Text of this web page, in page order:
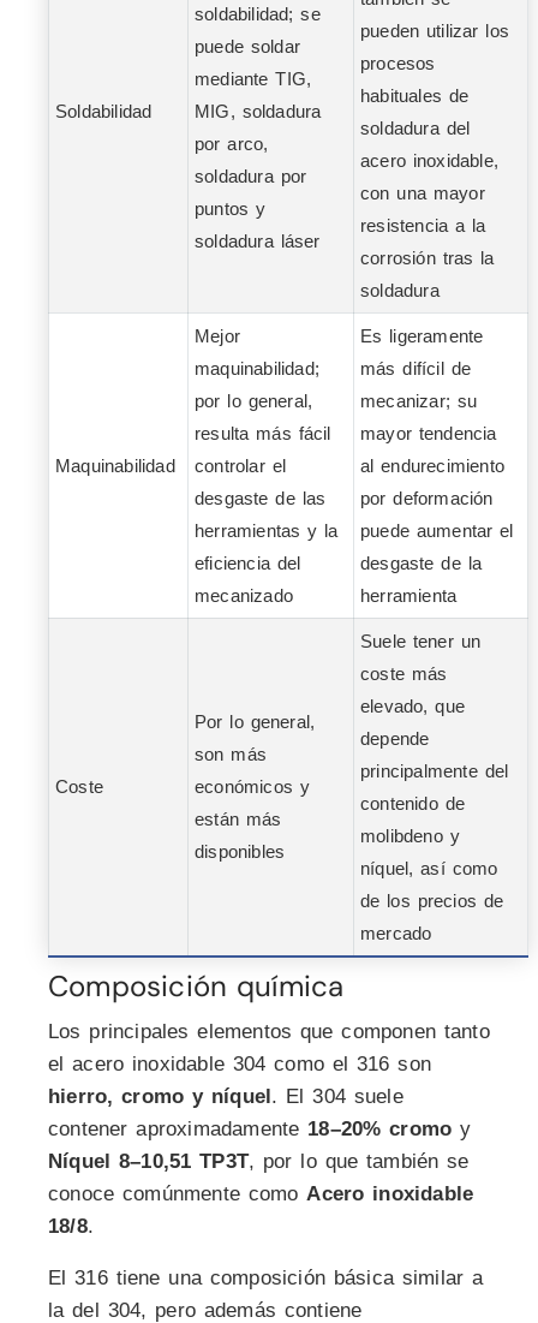
Soldabilidad
soldabilidad; se
puede soldar
mediante TIG,
MIG, soldadura
por arco,
soldadura por
puntos y
soldadura láser
pueden utilizar los
procesos
habituales de
soldadura del
acero inoxidable,
con una mayor
resistencia a la
corrosión tras la
soldadura
Maquinabilidad
Mejor
maquinabilidad;
por lo general,
resulta más fácil
controlar el
desgaste de las
herramientas y la
eficiencia del
mecanizado
Es ligeramente
más difícil de
mecanizar; su
mayor tendencia
al endurecimiento
por deformación
puede aumentar el
desgaste de la
herramienta
Coste
Por lo general,
son más
económicos y
están más
disponibles
Suele tener un
coste más
elevado, que
depende
principalmente del
contenido de
molibdeno y
níquel, así como
de los precios de
mercado
Composición química
Los principales elementos que componen tanto
el acero inoxidable 304 como el 316 son
hierro, cromo y níquel. El 304 suele
contener aproximadamente 18–20% cromo y
Níquel 8–10,51 TP3T, por lo que también se
conoce comúnmente como Acero inoxidable
18/8.
El 316 tiene una composición básica similar a
la del 304, pero además contiene